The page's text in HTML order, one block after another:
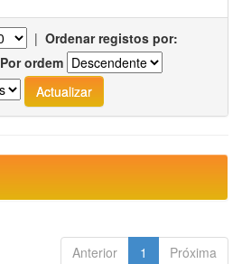
| Ordenar registos por:
Por ordem
Anterior 1 Próxima